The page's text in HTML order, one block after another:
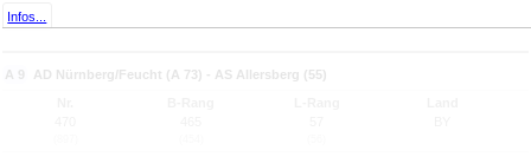
Infos...
A 9 AD Nürnberg/Feucht (A 73) - AS Allersberg (55)